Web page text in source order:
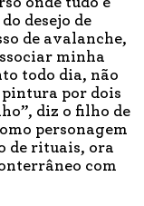
desejo de
de avalanche,
minha
todo dia, não
por dois
diz o filho de
personagem
de rituais, ora
com